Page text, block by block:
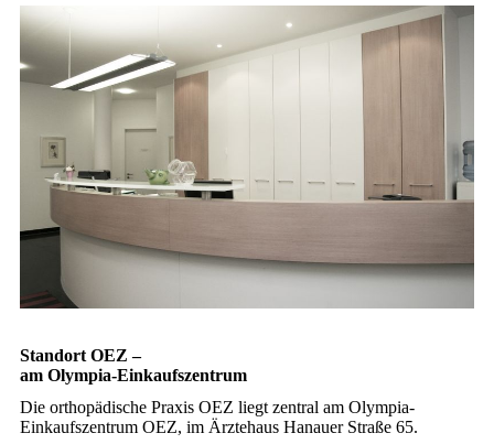
Standort OEZ –
am Olympia-Einkaufszentrum
Die orthopädische Praxis OEZ liegt zentral am Olympia-
Einkaufszentrum OEZ, im Ärztehaus Hanauer Straße 65.